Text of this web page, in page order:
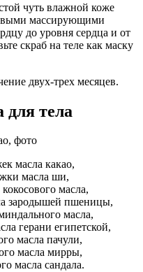
чуть влажной коже
массирующими
до уровня сердца и от
скраб на теле как маску
двух-трех месяцев.
для тела
масла какао,
масла ши,
масла,
зародышей пшеницы,
масла,
герани египетской,
масла пачули,
масла мирры,
масла сандала.